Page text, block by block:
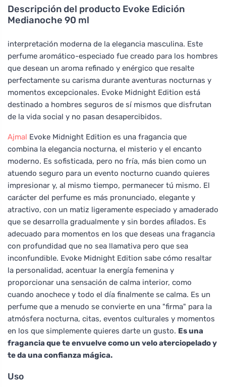
Descripción del producto Evoke Edición
Medianoche 90 ml
interpretación moderna de la elegancia masculina. Este
perfume aromático-especiado fue creado para los hombres
que desean un aroma refinado y enérgico que resalte
perfectamente su carisma durante aventuras nocturnas y
momentos excepcionales. Evoke Midnight Edition está
destinado a hombres seguros de sí mismos que disfrutan
de la vida social y no pasan desapercibidos.
Ajmal Evoke Midnight Edition es una fragancia que
combina la elegancia nocturna, el misterio y el encanto
moderno. Es sofisticada, pero no fría, más bien como un
atuendo seguro para un evento nocturno cuando quieres
impresionar y, al mismo tiempo, permanecer tú mismo. El
carácter del perfume es más pronunciado, elegante y
atractivo, con un matiz ligeramente especiado y amaderado
que se desarrolla gradualmente y sin bordes afilados. Es
adecuado para momentos en los que deseas una fragancia
con profundidad que no sea llamativa pero que sea
inconfundible. Evoke Midnight Edition sabe cómo resaltar
la personalidad, acentuar la energía femenina y
proporcionar una sensación de calma interior, como
cuando anochece y todo el día finalmente se calma. Es un
perfume que a menudo se convierte en una "firma" para la
atmósfera nocturna, citas, eventos culturales y momentos
en los que simplemente quieres darte un gusto. Es una
fragancia que te envuelve como un velo aterciopelado y
te da una confianza mágica.
Uso